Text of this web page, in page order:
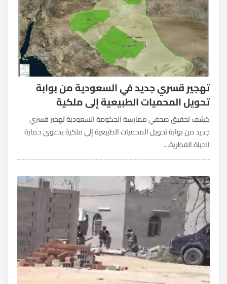
تهجير قسري جديد في السعودية من بوابة
تحويل المحميات الطبيعية إلى ملكية
كشف تحقيق صحفي ممارسة الحكومة السعودية تهجير قسري
جديد من بوابة تحويل المحميات الطبيعية إلى ملكية بدعوى حماية
الحياة الفطرية....